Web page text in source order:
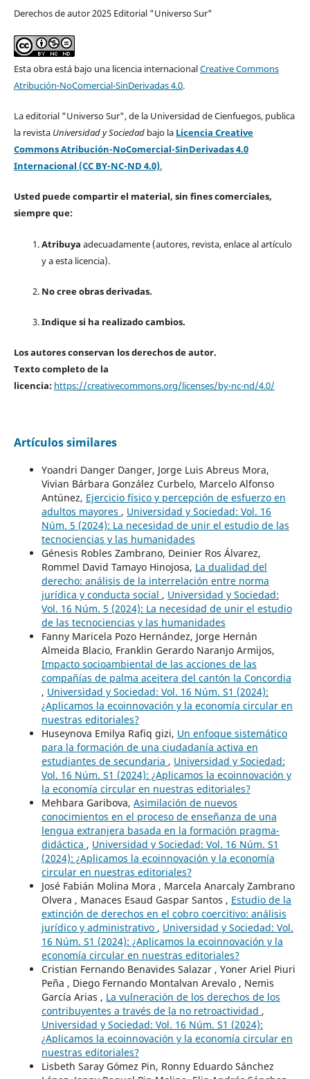
Derechos de autor 2025 Editorial "Universo Sur"
Esta obra está bajo una licencia internacionalCreative Commons
Atribución-NoComercial-SinDerivadas 4.0.
La editorial "Universo Sur", de la Universidad de Cienfuegos, publica
la revista Universidad y Sociedad bajo la Licencia Creative
Commons Atribución-NoComercial-SinDerivadas 4.0
Internacional (CC BY-NC-ND 4.0).
Usted puede compartir el material, sin fines comerciales,
siempre que:
Atribuya adecuadamente (autores, revista, enlace al artículo
y a esta licencia).
No cree obras derivadas.
Indique si ha realizado cambios.
Los autores conservan los derechos de autor.
Texto completo de la
licencia: https://creativecommons.org/licenses/by-nc-nd/4.0/
Artículos similares
Yoandri Danger Danger, Jorge Luis Abreus Mora,
Vivian Bárbara González Curbelo, Marcelo Alfonso
Antúnez, Ejercicio físico y percepción de esfuerzo en
adultos mayores , Universidad y Sociedad: Vol. 16
Núm. 5 (2024): La necesidad de unir el estudio de las
tecnociencias y las humanidades
Génesis Robles Zambrano, Deinier Ros Álvarez,
Rommel David Tamayo Hinojosa, La dualidad del
derecho: análisis de la interrelación entre norma
jurídica y conducta social , Universidad y Sociedad:
Vol. 16 Núm. 5 (2024): La necesidad de unir el estudio
de las tecnociencias y las humanidades
Fanny Maricela Pozo Hernández, Jorge Hernán
Almeida Blacio, Franklin Gerardo Naranjo Armijos,
Impacto socioambiental de las acciones de las
compañías de palma aceitera del cantón la Concordia
, Universidad y Sociedad: Vol. 16 Núm. S1 (2024):
¿Aplicamos la ecoinnovación y la economía circular en
nuestras editoriales?
Huseynova Emilya Rafiq gizi, Un enfoque sistemático
para la formación de una ciudadanía activa en
estudiantes de secundaria , Universidad y Sociedad:
Vol. 16 Núm. S1 (2024): ¿Aplicamos la ecoinnovación y
la economía circular en nuestras editoriales?
Mehbara Garibova, Asimilación de nuevos
conocimientos en el proceso de enseñanza de una
lengua extranjera basada en la formación pragma-
didáctica , Universidad y Sociedad: Vol. 16 Núm. S1
(2024): ¿Aplicamos la ecoinnovación y la economía
circular en nuestras editoriales?
José Fabián Molina Mora , Marcela Anarcaly Zambrano
Olvera , Manaces Esaud Gaspar Santos , Estudio de la
extinción de derechos en el cobro coercitivo: análisis
jurídico y administrativo , Universidad y Sociedad: Vol.
16 Núm. S1 (2024): ¿Aplicamos la ecoinnovación y la
economía circular en nuestras editoriales?
Cristian Fernando Benavides Salazar , Yoner Ariel Piuri
Peña , Diego Fernando Montalvan Arevalo , Nemis
García Arias , La vulneración de los derechos de los
contribuyentes a través de la no retroactividad ,
Universidad y Sociedad: Vol. 16 Núm. S1 (2024):
¿Aplicamos la ecoinnovación y la economía circular en
nuestras editoriales?
Lisbeth Saray Gómez Pin, Ronny Eduardo Sánchez